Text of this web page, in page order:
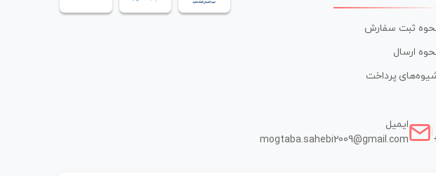
ثبت سفارش
ارسال
پرداخت
ایمیل
mogtaba.sahebi2009@gmail.com